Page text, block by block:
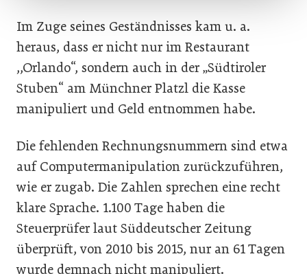
Im Zuge seines Geständnisses kam u. a.
heraus, dass er nicht nur im Restaurant
,,Orlando“, sondern auch in der „Südtiroler
Stuben“ am Münchner Platzl die Kasse
manipuliert und Geld entnommen habe.
Die fehlenden Rechnungsnummern sind etwa
auf Computermanipulation zurückzuführen,
wie er zugab. Die Zahlen sprechen eine recht
klare Sprache. 1.100 Tage haben die
Steuerprüfer laut Süddeutscher Zeitung
überprüft, von 2010 bis 2015, nur an 61 Tagen
wurde demnach nicht manipuliert.